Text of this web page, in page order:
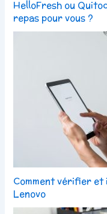
HelloFresh ou
repas pour vous ?
Comment vérifier
Lenovo